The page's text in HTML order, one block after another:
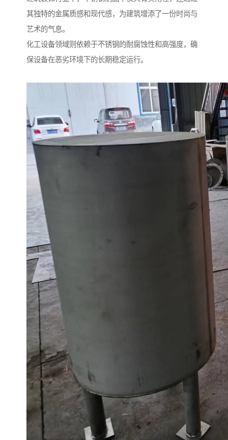
其独特的金属质感和现代感，为建筑增添了一份时尚与
艺术的气息。
化工设备领域则依赖于不锈钢的耐腐蚀性和高强度，确
保设备在恶劣环境下的长期稳定运行。